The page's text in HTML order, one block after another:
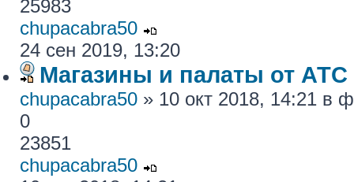
25983
chupacabra50
24 сен 2019, 13:20
Магазины и палаты от
chupacabra50 » 10 окт 2018, 14:21 в
0
23851
chupacabra50